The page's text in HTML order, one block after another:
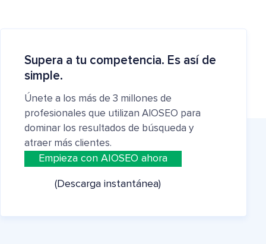
Supera a tu competencia. Es así de
simple.
Únete a los más de 3 millones de
profesionales que utilizan AIOSEO para
dominar los resultados de búsqueda y
atraer más clientes.
Empieza con AIOSEO ahora
(Descarga instantánea)